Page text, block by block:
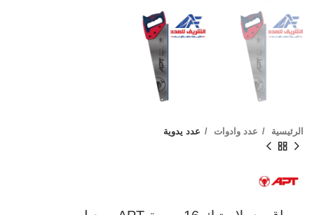
الرئيسية عدد وادوات عدد يدوية